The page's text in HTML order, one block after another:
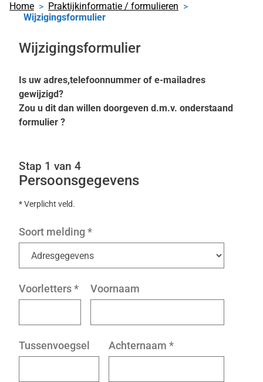
Home
Praktijkinformatie / formulieren
Wijzigingsformulier
Wijzigingsformulier
Is uw adres,telefoonnummer of e-mailadres
gewijzigd?
Zou u dit dan willen doorgeven d.m.v. onderstaand
formulier ?
Stap 1 van 4
Persoonsgegevens
* Verplicht veld.
Soort melding *
Voorletters* Voornaam
Tussenvoegsel Achternaam *